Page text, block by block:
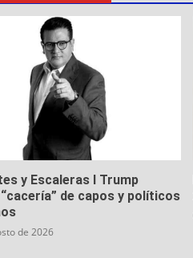
y Escaleras I Trump
de capos y políticos
de 2026